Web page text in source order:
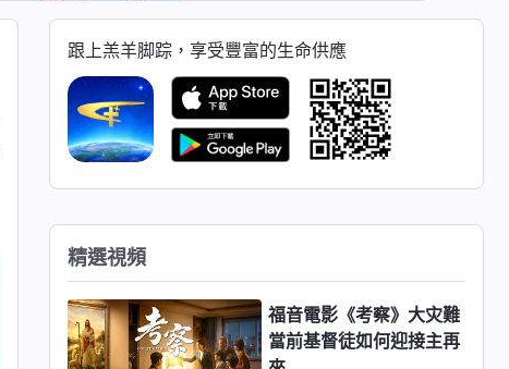
35:43
末世基督座談紀要《具備真實的
順服才有真實的信心》中集
36:08
末世基督座談紀要《具備真實的
順服才有真實的信心》下集
1:20:59
敗壞性情才是真實認識自己》上
集
跟上羔羊脚踪，享受豐富的生命供應
精選視頻
福音電影《考察》大灾難
當前基督徒如何迎接主再